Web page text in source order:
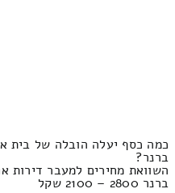
כמה כסף יעלה הובלה של
ברנר?
השוואת מחירים למעבר
ברנר 2800 – 2100 שקל